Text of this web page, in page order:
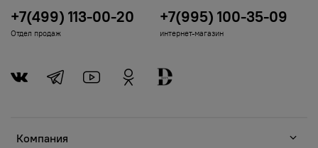
Компания
+7(499) 113-00-20
Отдел продаж
+7(995) 100-35-09
интернет-магазин